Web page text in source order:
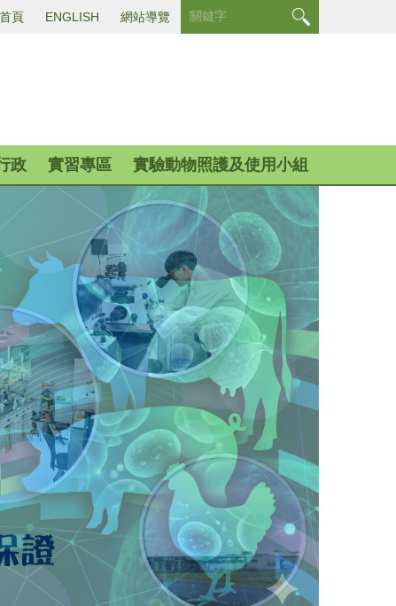
頁 ENGLISH 網站導覽
政 實習專區 實驗動物照護及使用小組